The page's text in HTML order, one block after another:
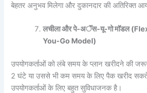
बेहतर अनुभव मिलेगा और दुकानदार की अतिरिक्त आय
लचीलाऔरपे-अॅॅॅस-यू-गोमॉडल
You-Go Model)
उपयोगकर्ताओं को लंबे समय के प्लान खरीदने की
2 घंटे या उससे भी कम समय के लिए पैक खरीद
उपयोगकर्ताओं के लिए बहुत सुविधाजनक है।